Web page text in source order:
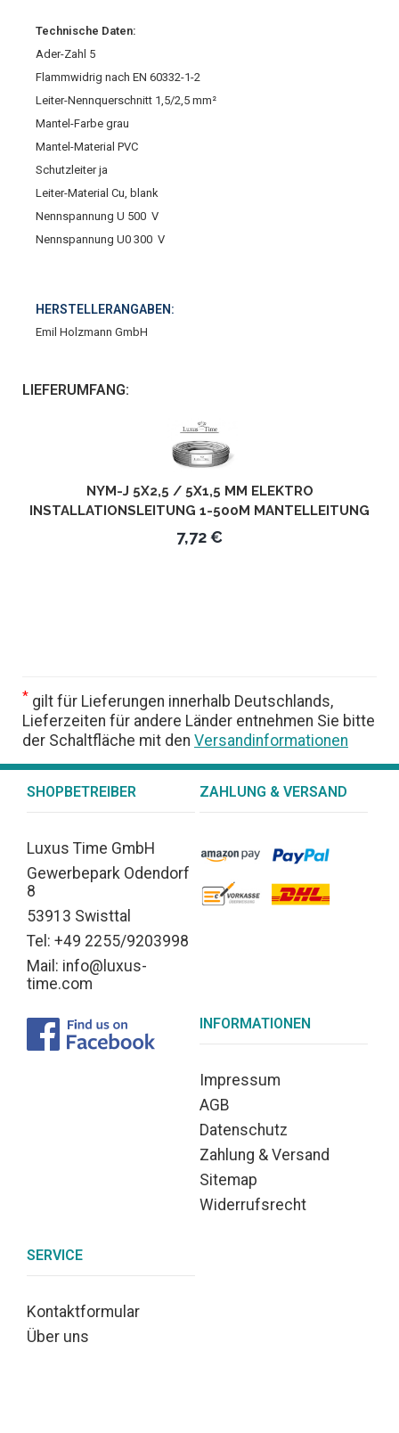
Technische Daten:
Ader-Zahl 5
Flammwidrig nach EN 60332-1-2
Leiter-Nennquerschnitt 1,5/2,5 mm²
Mantel-Farbe grau
Mantel-Material PVC
Schutzleiter ja
Leiter-Material Cu, blank
Nennspannung U 500 V
Nennspannung U0 300 V
HERSTELLERANGABEN:
Emil Holzmann GmbH
LIEFERUMFANG:
NYM-J 5X2,5 / 5X1,5 MM ELEKTRO
INSTALLATIONSLEITUNG 1-500M MANTELLEITUNG
KABEL 5 ADRIG - LÄNGE IN METERN: 1M - KABEL:
5X2,5MM²
7,72 €
* gilt für Lieferungen innerhalb Deutschlands,
Lieferzeiten für andere Länder entnehmen Sie bitte
der Schaltfläche mit den Versandinformationen
SHOPBETREIBER
Luxus Time GmbH
Gewerbepark Odendorf
8
53913 Swisttal
Tel: +49 2255/9203998
Mail: info@luxus-
time.com
ZAHLUNG & VERSAND
INFORMATIONEN
Impressum
AGB
Datenschutz
Zahlung & Versand
Sitemap
Widerrufsrecht
SERVICE
Kontaktformular
Über uns